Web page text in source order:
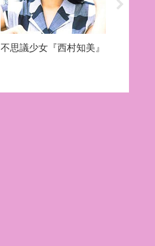
不思議少女『西村知美』